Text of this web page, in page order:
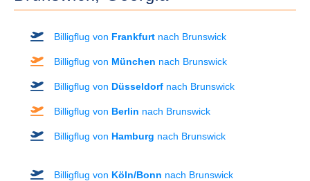
Billigflug von Frankfurt nach Brunswick
Billigflug von München nach Brunswick
Billigflug von Düsseldorf nach Brunswick
Billigflug von Berlin nach Brunswick
Billigflug von Hamburg nach Brunswick
Billigflug von Köln/Bonn nach Brunswick